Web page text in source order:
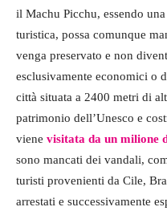
il Machu Picchu, essendo
turistica, possa comunque
venga preservato e non
esclusivamente economici o
città situata a 2400 metri di
patrimonio dell’Unesco e
viene visitata da un milione
sono mancati dei vandali,
turisti provenienti da Cile,
arrestati e successivamente